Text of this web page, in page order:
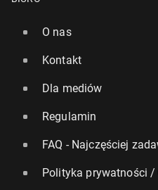
O nas
Kontakt
Dla mediów
Regulamin
FAQ - Najczęściej
Polityka prywatności /